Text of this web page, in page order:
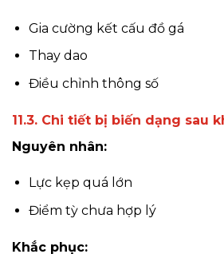
Gia cường kết cấu đồ gá
Thay dao
Điều chỉnh thông số
11.3. Chi tiết bị biến dạng sau
Nguyên nhân:
Lực kẹp quá lớn
Điểm tỳ chưa hợp lý
Khắc phục: